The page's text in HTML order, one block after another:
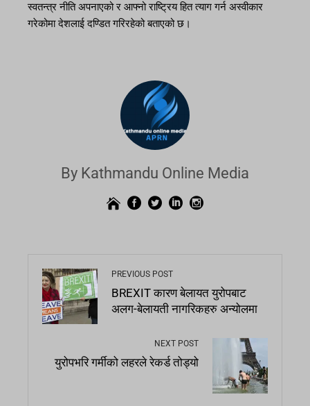
स्वतन्त्र नीति अपनाएको र आफ्नो राष्ट्रिय हित त्याग गर्न अस्वीकार
गरेकोमा देशलाई दण्डित गरिरहेको बताएको छ।
By Kathmandu Online Media
PREVIOUS POST
BREXIT कारण बेलायत युरोपबाट
अलग-बेलायती नागरिकहरु अन्योलमा
NEXT POST
युरोपभरि गर्मीको लहरले रेकर्ड तोड्यो